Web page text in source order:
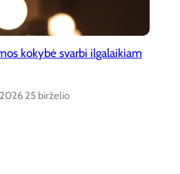
kokybė svarbi ilgalaikiam
2026 25 birželio